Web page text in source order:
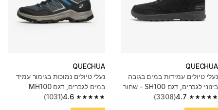
QUECHUA
נעלי טיולים עמידות במים בגובה
בינוני לגברים, דגם SH100 - שחור
4.7
4.7 out of 5 stars from 3308 reviews
(3308)
QUECHUA
נעלי טיולים נמוכות בגימור עמיד
במים לגברים, דגם MH100
4.6
4.6 out of 5 stars from 1031 reviews
(1031)